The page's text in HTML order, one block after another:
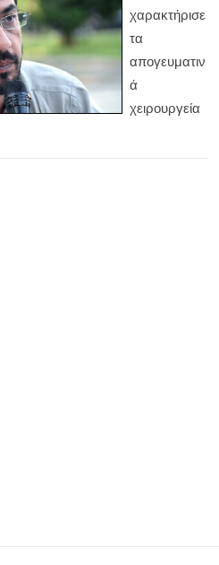
χαρακτήρισε
τα
απογευματιν
ά
χειρουργεία